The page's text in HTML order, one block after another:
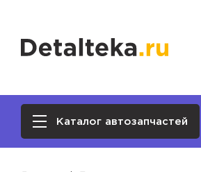
Каталог автозапчастей